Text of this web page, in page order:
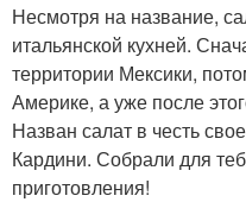
Несмотря на название,
итальянской кухней.
территории Мексики,
Америке, а уже после
Назван салат в честь
Кардини. Собрали для
приготовления!